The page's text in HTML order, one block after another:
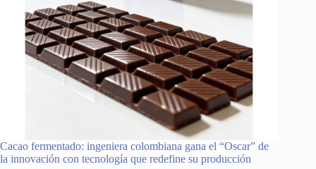
Cacao fermentado: ingeniera colombiana gana el “Oscar” de
la innovación con tecnología que redefine su producción